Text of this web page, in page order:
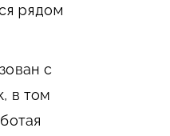
рядом
с
в том